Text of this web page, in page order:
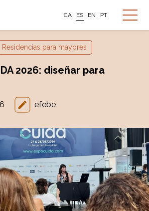
CA ES EN PT
Residencias para mayores
2026: diseñar para
efebe